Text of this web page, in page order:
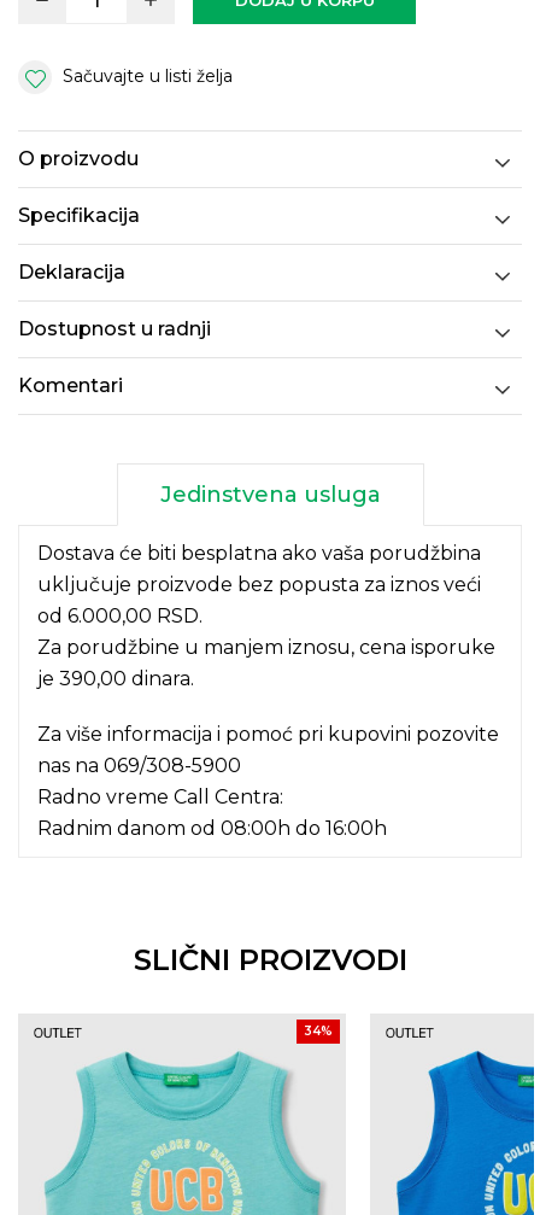
Sačuvajte u listi želja
O proizvodu
Specifikacija
Deklaracija
Dostupnost u radnji
Komentari
Jedinstvena usluga
Dostava će biti besplatna ako vaša porudžbina
uključuje proizvode bez popusta za iznos veći
od 6.000,00 RSD.
Za porudžbine u manjem iznosu, cena isporuke
je 390,00 dinara.
Za više informacija i pomoć pri kupovini pozovite
nas na 069/308-5900
Radno vreme Call Centra:
Radnim danom od 08:00h do 16:00h
SLIČNI PROIZVODI
34%